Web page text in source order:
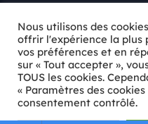
🛡️ RGPD
Copyright © 2026
Nous utilisons des
offrir l'expérience la plus
vos préférences et en
sur « Tout accepter »,
TOUS les cookies.
« Paramètres des
consentement contrôlé.